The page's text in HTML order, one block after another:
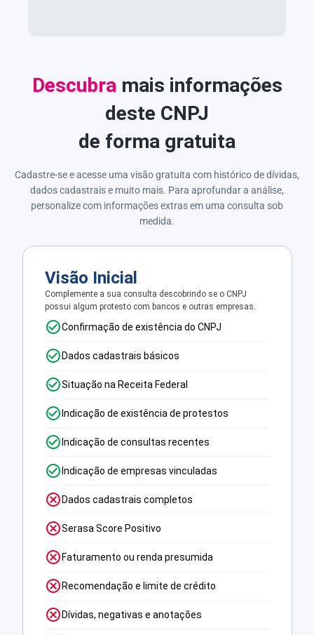
Descubra mais informações
deste CNPJ
de forma gratuita
Cadastre-se e acesse uma visão gratuita com histórico de dívidas,
dados cadastrais e muito mais. Para aprofundar a análise,
personalize com informações extras em uma consulta sob
medida.
Visão Inicial
Complemente a sua consulta descobrindo se o CNPJ
possui algum protesto com bancos e outras empresas.
Confirmação de existência do CNPJ
Dados cadastrais básicos
Situação na Receita Federal
Indicação de existência de protestos
Indicação de consultas recentes
Indicação de empresas vinculadas
Dados cadastrais completos
Serasa Score Positivo
Faturamento ou renda presumida
Recomendação e limite de crédito
Dívidas, negativas e anotações